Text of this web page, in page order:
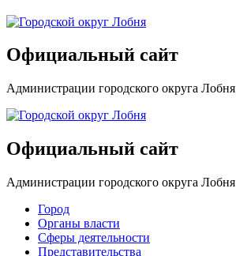
Официальный сайт
Администрации городского округа Лобня
Официальный сайт
Администрации городского округа Лобня
Город
Органы власти
Сферы деятельности
Представительства